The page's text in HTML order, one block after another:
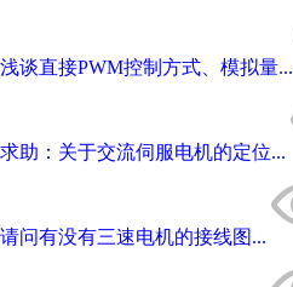
浅谈直接PWM控制方式、模拟量...
求助：关于交流伺服电机的定位...
请问有没有三速电机的接线图...